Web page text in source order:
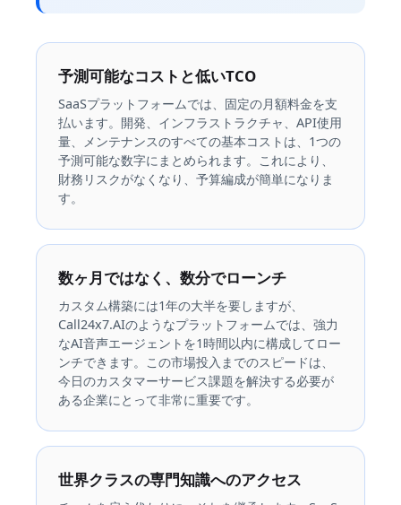
予測可能なコストと低いTCO
SaaSプラットフォームでは、固定の月額料金を支
払います。開発、インフラストラクチャ、API使用
量、メンテナンスのすべての基本コストは、1つの
予測可能な数字にまとめられます。これにより、
財務リスクがなくなり、予算編成が簡単になりま
す。
数ヶ月ではなく、数分でローンチ
カスタム構築には1年の大半を要しますが、
Call24x7.AIのようなプラットフォームでは、強力
なAI音声エージェントを1時間以内に構成してロー
ンチできます。この市場投入までのスピードは、
今日のカスタマーサービス課題を解決する必要が
ある企業にとって非常に重要です。
世界クラスの専門知識へのアクセス